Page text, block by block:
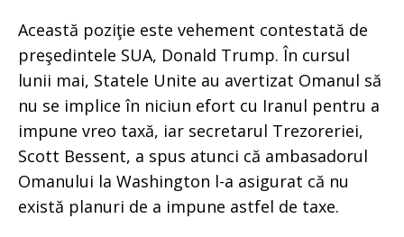
Această poziţie este vehement contestată de
preşedintele SUA, Donald Trump. În cursul
lunii mai, Statele Unite au avertizat Omanul să
nu se implice în niciun efort cu Iranul pentru a
impune vreo taxă, iar secretarul Trezoreriei,
Scott Bessent, a spus atunci că ambasadorul
Omanului la Washington l-a asigurat că nu
există planuri de a impune astfel de taxe.